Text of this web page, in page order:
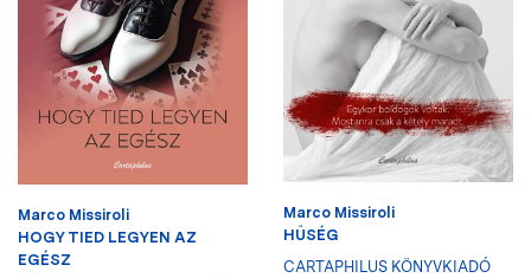
Marco Missiroli
HOGY TIED LEGYEN AZ
EGÉSZ
Marco Missiroli
HŰSÉG
CARTAPHILUS KÖNYVKIADÓ